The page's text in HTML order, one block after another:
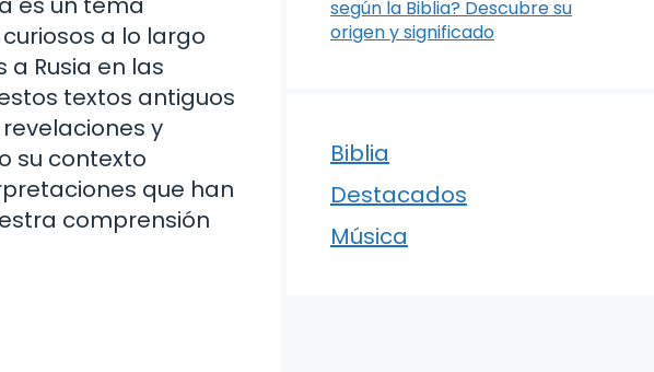
a lo largo
Rusia en las
textos antiguos
y
su contexto
que han
comprensión
según la Biblia? Descubre su
origen y significado
Biblia
Destacados
Música